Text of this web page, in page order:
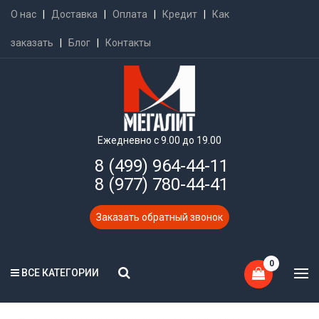
О нас Доставка Оплата Кредит Как
заказать Блог Контакты
Ежедневно с 9.00 до 19.00
8 (499) 964-44-11
8 (977) 780-44-41
Заказать обратный звонок
ВСЕ КАТЕГОРИИ
0